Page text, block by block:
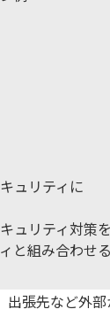
ュリティに
ュリティ対策
と組み合わせ
張先など外